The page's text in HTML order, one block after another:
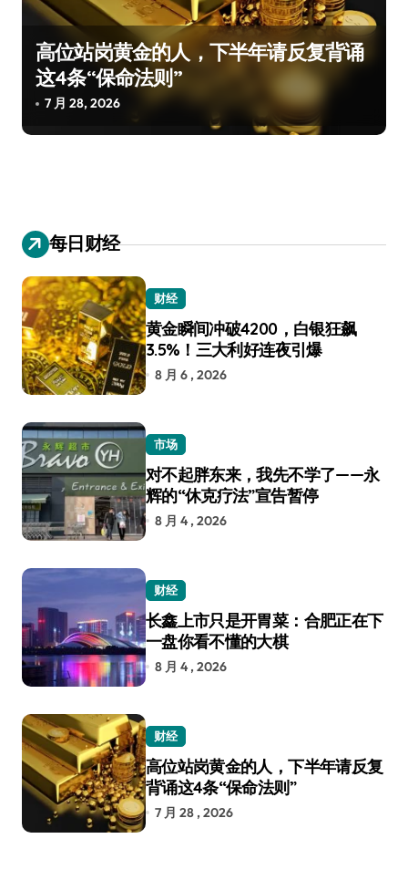
高位站岗黄金的人，下半年请反复背诵
这4条“保命法则”
7 月 28, 2026
每日财经
财经
黄金瞬间冲破4200，白银狂飙
3.5%！三大利好连夜引爆
8 月 6 , 2026
市场
对不起胖东来，我先不学了——永
辉的“休克疗法”宣告暂停
8 月 4 , 2026
财经
长鑫上市只是开胃菜：合肥正在下
一盘你看不懂的大棋
8 月 4 , 2026
财经
高位站岗黄金的人，下半年请反复
背诵这4条“保命法则”
7 月 28 , 2026